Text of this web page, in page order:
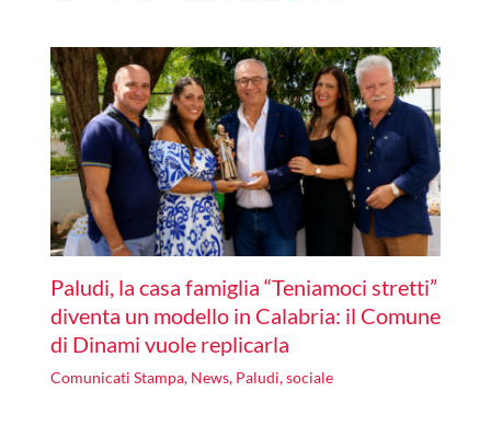
Paludi, la casa famiglia “Teniamoci stretti”
diventa un modello in Calabria: il Comune
di Dinami vuole replicarla
Comunicati Stampa, News, Paludi,sociale